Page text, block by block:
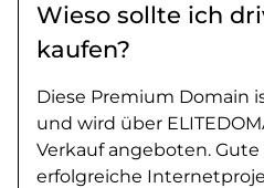
Wieso sollte ich
kaufen?
Diese Premium Domain
und wird über
Verkauf angeboten.
erfolgreiche